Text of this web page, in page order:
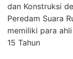
dan Konstruksi
Peredam Suara
memiliki para
15 Tahun